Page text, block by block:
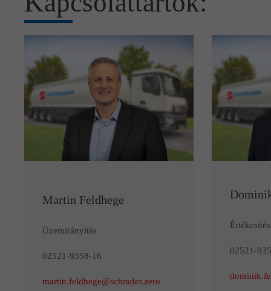
Martin Feldhege
Üzemirányítás
02521-9358-16
martin.feldhege@schrader.aero
Értékesítés
02521-